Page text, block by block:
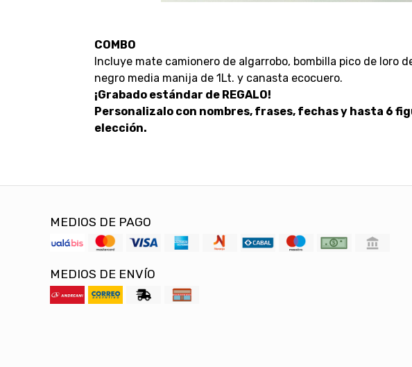
COMBO
Incluye mate camionero de algarrobo, bombilla pico de loro
negro media manija de 1Lt. y canasta ecocuero.
¡Grabado estándar de REGALO!
Personalizalo con nombres, frases, fechas y hasta 6
elección.
MEDIOS DE PAGO
MEDIOS DE ENVÍO